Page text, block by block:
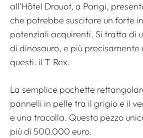
all’Hôtel Drouot, a Parigi,
che potrebbe suscitare un forte
potenziali acquirenti. Si tratta di
di dinosauro, e più precisamente
questi: il T-Rex.
La semplice pochette
pannelli in pelle tra il grigio e il
e una tracolla. Questo pezzo
più di 500.000 euro.